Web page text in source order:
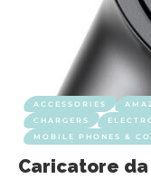
ACCESSORIES
CHARGERS
MOBILE PHONES &
Caricatore da